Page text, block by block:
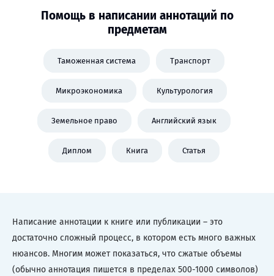
Помощь в написании аннотаций по
предметам
Таможенная система Транспорт
Микроэкономика Культурология
Земельное право Английский язык
Диплом Книга Статья
Написание аннотации к книге или публикации – это
достаточно сложный процесс, в котором есть много важных
нюансов. Многим может показаться, что сжатые объемы
(обычно аннотация пишется в пределах 500-1000 символов)